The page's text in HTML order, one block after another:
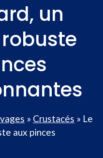
un
» Crustacés » Le
aux pinces